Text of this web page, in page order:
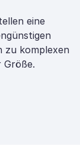
eine
zu komplexen
Größe.